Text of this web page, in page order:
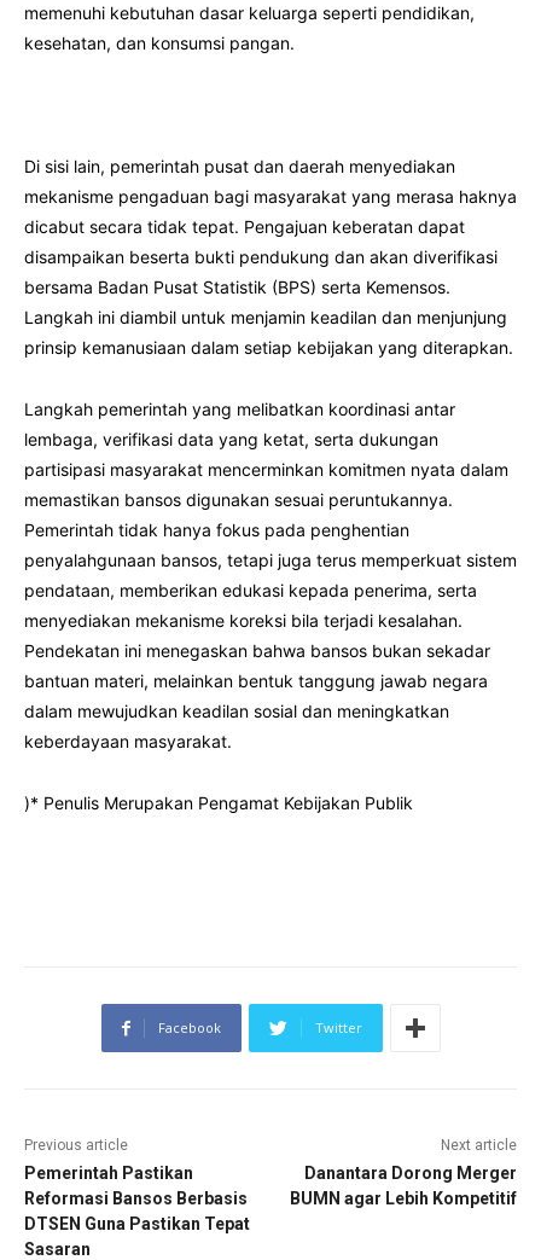
memenuhi kebutuhan dasar keluarga seperti pendidikan,
kesehatan, dan konsumsi pangan.
Di sisi lain, pemerintah pusat dan daerah menyediakan
mekanisme pengaduan bagi masyarakat yang merasa haknya
dicabut secara tidak tepat. Pengajuan keberatan dapat
disampaikan beserta bukti pendukung dan akan diverifikasi
bersama Badan Pusat Statistik (BPS) serta Kemensos.
Langkah ini diambil untuk menjamin keadilan dan menjunjung
prinsip kemanusiaan dalam setiap kebijakan yang diterapkan.
Langkah pemerintah yang melibatkan koordinasi antar
lembaga, verifikasi data yang ketat, serta dukungan
partisipasi masyarakat mencerminkan komitmen nyata dalam
memastikan bansos digunakan sesuai peruntukannya.
Pemerintah tidak hanya fokus pada penghentian
penyalahgunaan bansos, tetapi juga terus memperkuat sistem
pendataan, memberikan edukasi kepada penerima, serta
menyediakan mekanisme koreksi bila terjadi kesalahan.
Pendekatan ini menegaskan bahwa bansos bukan sekadar
bantuan materi, melainkan bentuk tanggung jawab negara
dalam mewujudkan keadilan sosial dan meningkatkan
keberdayaan masyarakat.
)* Penulis Merupakan Pengamat Kebijakan Publik
Facebook Twitter
Previous article
Pemerintah Pastikan
Reformasi Bansos Berbasis
DTSEN Guna Pastikan Tepat
Sasaran
Next article
Danantara Dorong Merger
BUMN agar Lebih Kompetitif